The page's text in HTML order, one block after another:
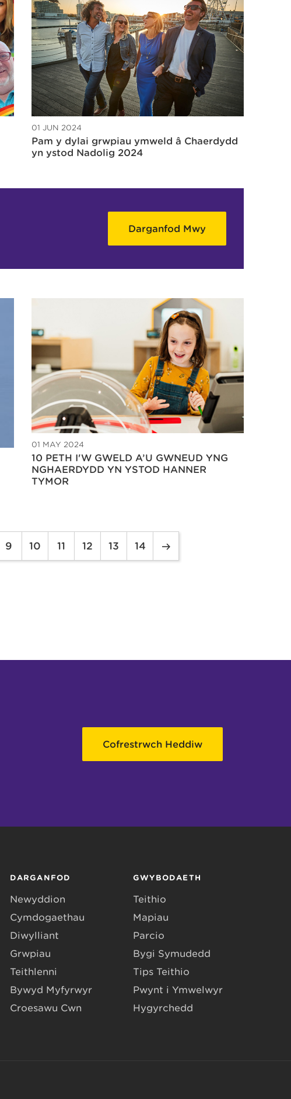
01 JUN 2024
Pam y dylai grwpiau ymweld â Chaerdydd
yn ystod Nadolig 2024
Darganfod Mwy
01 MAY 2024
10 PETH I'W GWELD A’U GWNEUD YNG
NGHAERDYDD YN YSTOD HANNER
TYMOR
9 10 11 12 13 14
Cofrestrwch Heddiw
DARGANFOD
Newyddion
Cymdogaethau
Diwylliant
Grwpiau
Teithlenni
Bywyd Myfyrwyr
Croesawu Cŵn
GWYBODAETH
Teithio
Mapiau
Parcio
Bygi Symudedd
Tips Teithio
Pwynt i Ymwelwyr
Hygyrchedd